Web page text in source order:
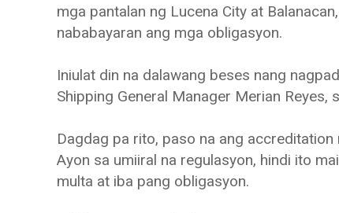
mga pantalan ng Lucena City at
nababayaran ang mga obligasyon.
Iniulat din na dalawang beses nang
Shipping General Manager Merian Reyes,
Dagdag pa rito, paso na ang
Ayon sa umiiral na regulasyon, hindi ito
multa at iba pang obligasyon.